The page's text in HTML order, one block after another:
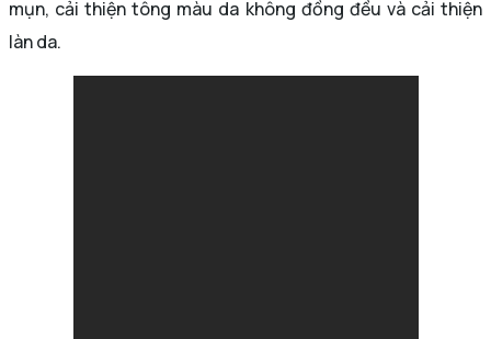
mụn, cải thiện tông màu da không đồng đều và cải thiện
làn da.